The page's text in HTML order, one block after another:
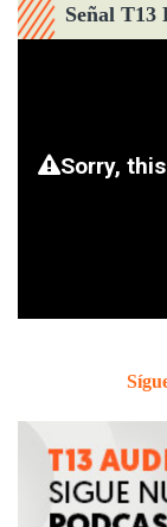
Señal T13